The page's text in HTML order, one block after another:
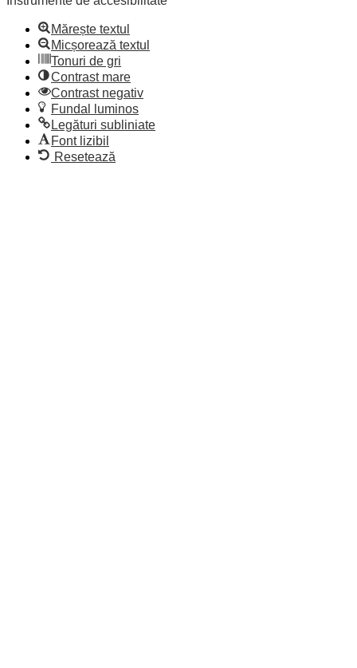
Mărește textul
Micșorează textul
Tonuri de gri
Contrast mare
Contrast negativ
Fundal luminos
Legături subliniate
Font lizibil
Resetează